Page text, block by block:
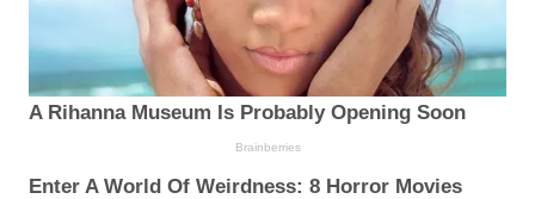
A Rihanna Museum Is Probably Opening Soon
Brainberries
Enter A World Of Weirdness: 8 Horror Movies